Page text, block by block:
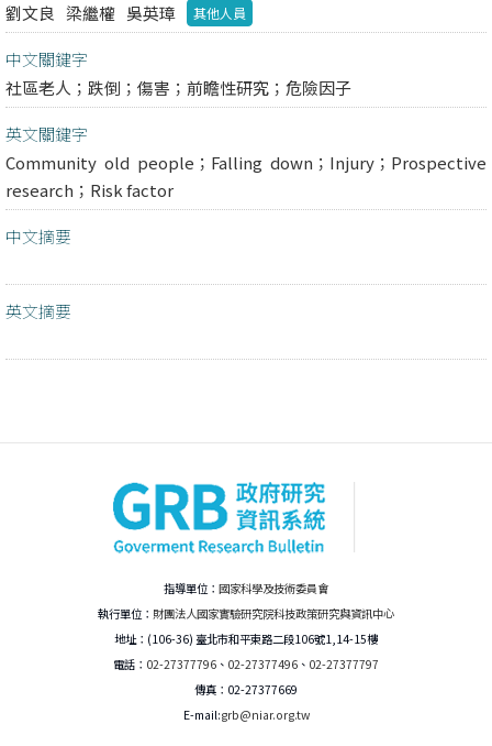
劉文良 梁繼權 吳英璋 其他人員
中文關鍵字
社區老人；跌倒；傷害；前瞻性研究；危險因子
英文關鍵字
Community old people；Falling down；Injury；Prospective
research；Risk factor
中文摘要
英文摘要
指導單位： 國家科學及技術委員會
執行單位： 財團法人國家實驗研究院科技政策研究與資訊中心
地址：(106-36) 臺北市和平東路二段106號1,14-15樓
電話： 02-27377796 、 02-27377496 、 02-27377797
傳真：02-27377669
E-mail:grb@niar.org.tw